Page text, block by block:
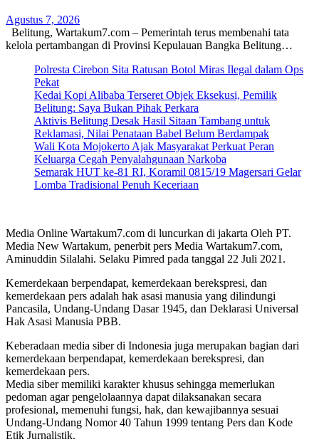
Agustus 7, 2026
Belitung, Wartakum7.com – Pemerintah terus membenahi tata
kelola pertambangan di Provinsi Kepulauan Bangka Belitung…
Polresta Cirebon Sita Ratusan Botol Miras Ilegal dalam Ops
Pekat
Kedai Kopi Alibaba Terseret Objek Eksekusi, Pemilik
Belitung: Saya Bukan Pihak Perkara
Aktivis Belitung Desak Hasil Sitaan Tambang untuk
Reklamasi, Nilai Penataan Babel Belum Berdampak
Wali Kota Mojokerto Ajak Masyarakat Perkuat Peran
Keluarga Cegah Penyalahgunaan Narkoba
Semarak HUT ke-81 RI, Koramil 0815/19 Magersari Gelar
Lomba Tradisional Penuh Keceriaan
Media Online Wartakum7.com di luncurkan di jakarta Oleh PT.
Media New Wartakum, penerbit pers Media Wartakum7.com,
Aminuddin Silalahi. Selaku Pimred pada tanggal 22 Juli 2021.
Kemerdekaan berpendapat, kemerdekaan berekspresi, dan
kemerdekaan pers adalah hak asasi manusia yang dilindungi
Pancasila, Undang-Undang Dasar 1945, dan Deklarasi Universal
Hak Asasi Manusia PBB.
Keberadaan media siber di Indonesia juga merupakan bagian dari
kemerdekaan berpendapat, kemerdekaan berekspresi, dan
kemerdekaan pers.
Media siber memiliki karakter khusus sehingga memerlukan
pedoman agar pengelolaannya dapat dilaksanakan secara
profesional, memenuhi fungsi, hak, dan kewajibannya sesuai
Undang-Undang Nomor 40 Tahun 1999 tentang Pers dan Kode
Etik Jurnalistik.